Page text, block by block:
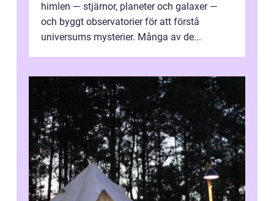
himlen — stjärnor, planeter och galaxer —
och byggt observatorier för att förstå
universums mysterier. Många av de...